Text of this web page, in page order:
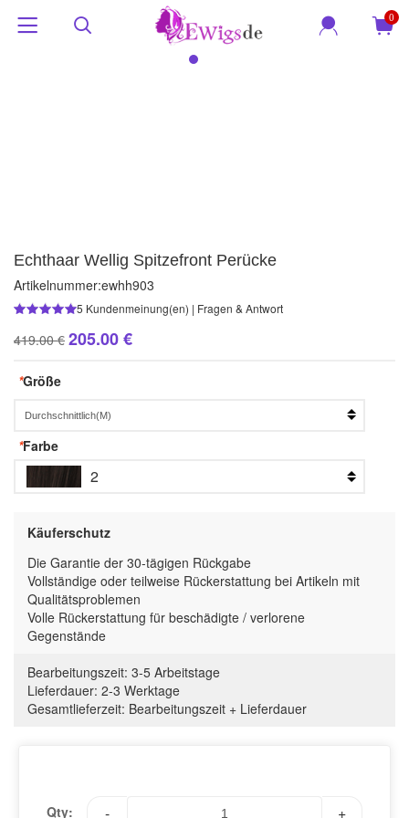
0
Echthaar Wellig Spitzefront Perücke
Artikelnummer:ewhh903
5 Kundenmeinung(en) | Fragen & Antwort
419.00 € 205.00 €
*Größe
*Farbe
2
Käuferschutz
Die Garantie der 30-tägigen Rückgabe
Vollständige oder teilweise Rückerstattung bei Artikeln mit
Qualitätsproblemen
Volle Rückerstattung für beschädigte / verlorene
Gegenstände
Bearbeitungszeit: 3-5 Arbeitstage
Lieferdauer: 2-3 Werktage
Gesamtlieferzeit: Bearbeitungszeit + Lieferdauer
Qty: - +